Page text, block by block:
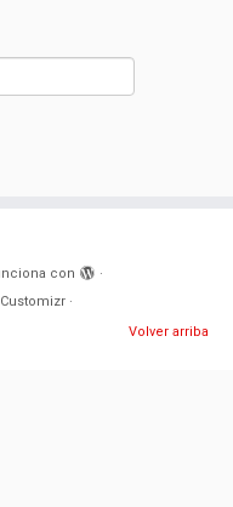
con
·
·
Volver arriba